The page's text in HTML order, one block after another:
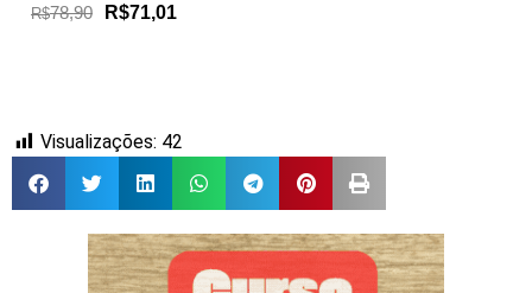
R$78,90 R$71,01
Visualizações: 42